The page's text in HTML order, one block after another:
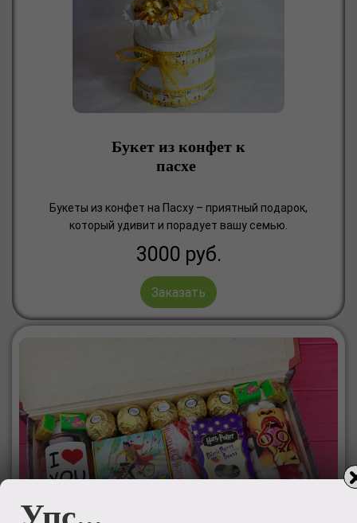
Букет из конфет к
пасхе
Букеты из конфет на Пасху – приятный подарок,
который удивит и порадует вашу семью.
3000 руб.
Заказать